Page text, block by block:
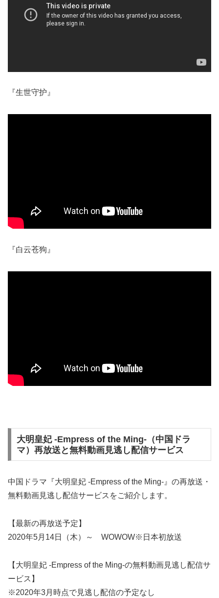
『生世守护』
『白云苍狗』
大明皇妃 -Empress of the Ming-（中国ドラ
マ）再放送と無料動画見逃し配信サービス
中国ドラマ『大明皇妃 -Empress of the Ming-』の再放送・
無料動画見逃し配信サービスをご紹介します。
【最新の再放送予定】
2020年5月14日（木）～ WOWOW※日本初放送
【大明皇妃 -Empress of the Ming-の無料動画見逃し配信サ
ービス】
※2020年3月時点で見逃し配信の予定なし